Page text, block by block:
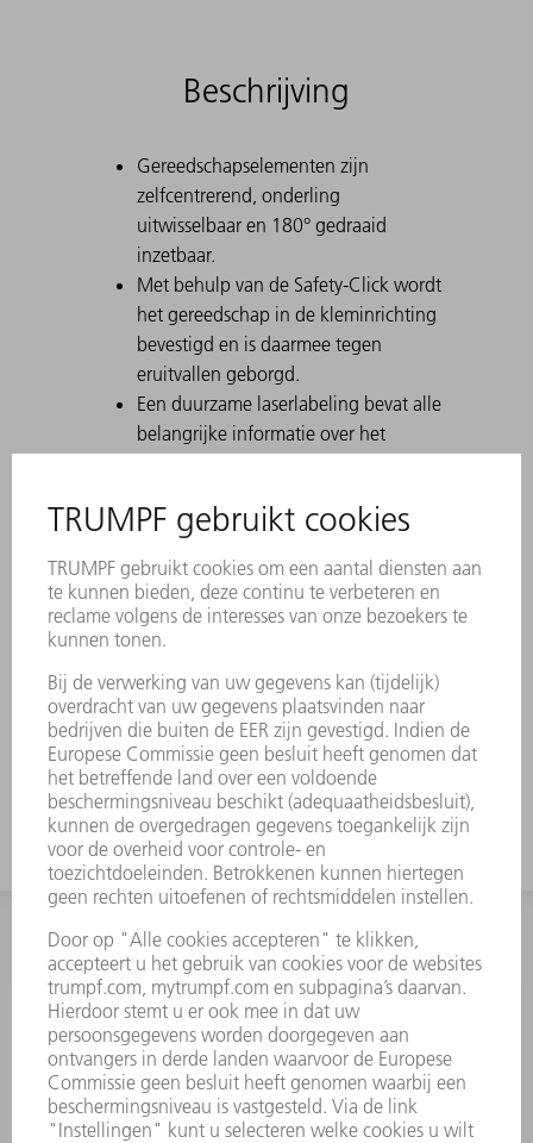
Beschrijving
Gereedschapselementen zijn
zelfcentrerend, onderling
uitwisselbaar en 180° gedraaid
inzetbaar.
Met behulp van de Safety-Click wordt
het gereedschap in de kleminrichting
bevestigd en is daarmee tegen
eruitvallen geborgd.
Een duurzame laserlabeling bevat alle
belangrijke informatie over het
kan elk stuk gereedschap eenduidig
De werkbereiken zijn lasergehard.
Gereedschapswijzigingen zijn op
verzoek verkrijgbaar.
Kostenbesparen, omdat één houder
voor meerdere inzetstukken kan
worden gebruikt.
Geschikt voor radius 15 tot radius 50
INFORMATIE
Veel gestelde vragen
Algemene voorwaarden
CONTACT
+31 88 4002 400
Ma. - vr. 8.00 - 17.00 uur
onderdelen.tnl@de.trumpf.com